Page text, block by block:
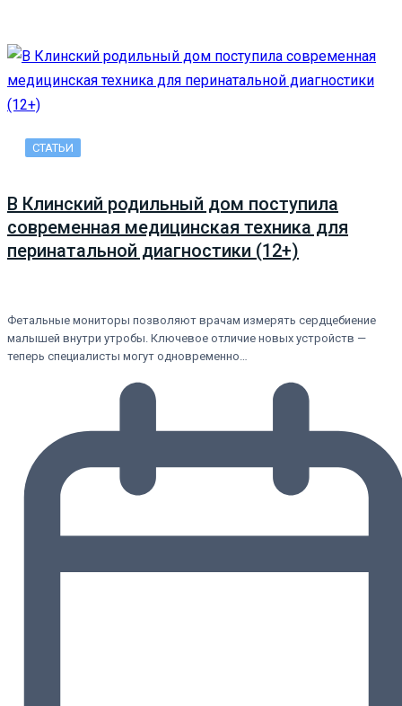
СТАТЬИ
В Клинский родильный дом поступила
современная медицинская техника для
перинатальной диагностики (12+)
Фетальные мониторы позволяют врачам измерять сердцебиение
малышей внутри утробы. Ключевое отличие новых устройств —
теперь специалисты могут одновременно…